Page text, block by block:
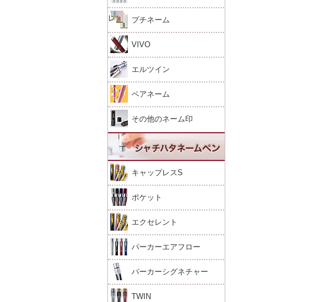
レ） プチネーム
VIVO
エルツイン
ペアネーム
その他のネーム印
キャップレスS
ポケット
エクセレント
パーカーエアフロー
パーカーシグネチャー
TWIN